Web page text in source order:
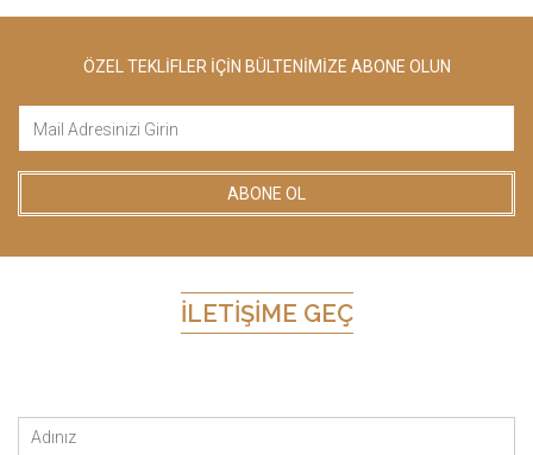
ÖZEL TEKLİFLER İÇİN BÜLTENİMİZE ABONE OLUN
İLETIŞIME GEÇ